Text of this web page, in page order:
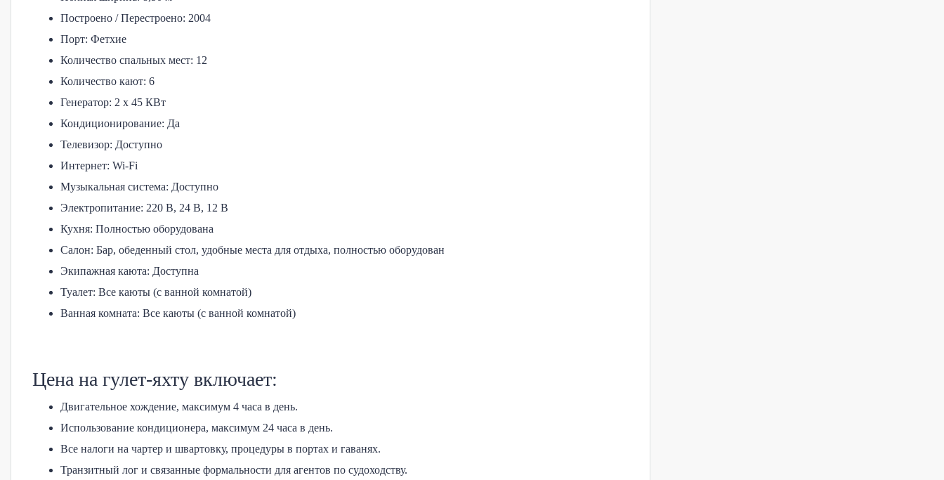
Построено / Перестроено: 2004
Порт: Фетхие
Количество спальных мест: 12
Количество кают: 6
Генератор: 2 x 45 КВт
Кондиционирование: Да
Телевизор: Доступно
Интернет: Wi-Fi
Музыкальная система: Доступно
Электропитание: 220 В, 24 В, 12 В
Кухня: Полностью оборудована
Салон: Бар, обеденный стол, удобные места для отдыха, полностью оборудован
Экипажная каюта: Доступна
Туалет: Все каюты (с ванной комнатой)
Ванная комната: Все каюты (с ванной комнатой)
Цена на гулет-яхту включает:
Двигательное хождение, максимум 4 часа в день.
Использование кондиционера, максимум 24 часа в день.
Все налоги на чартер и швартовку, процедуры в портах и гаванях.
Транзитный лог и связанные формальности для агентов по судоходству.